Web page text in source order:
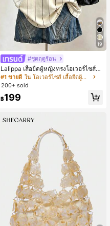
19
#ชุดฤดูร้อน
Lalippa เสื้อยืดผู้หญิงทรงโอเวอร์ไซส์ค
วามยาวกลาง คอกลม ไหล่ตก ลายพิมพ์
ตัวอักษรและลายทางแนวตั้ง สไตล์แฟชั่
#1 ขายดี
ใน โอเวอร์ไซส์ เสื้อยืดผู้หญิง
200+ sold
฿199